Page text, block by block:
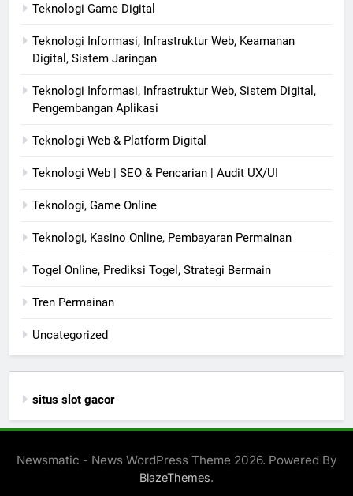
Teknologi Game Digital
Teknologi Informasi, Infrastruktur Web, Keamanan
Digital, Sistem Jaringan
Teknologi Informasi, Infrastruktur Web, Sistem Digital,
Pengembangan Aplikasi
Teknologi Web & Platform Digital
Teknologi Web | SEO & Pencarian | Audit UX/UI
Teknologi, Game Online
Teknologi, Kasino Online, Pembayaran Permainan
Togel Online, Prediksi Togel, Strategi Bermain
Tren Permainan
Uncategorized
situs slot gacor
Newsmatic - News WordPress Theme 2026. Powered By
BlazeThemes.